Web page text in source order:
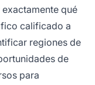
qué
calificado a
regiones de
de
para